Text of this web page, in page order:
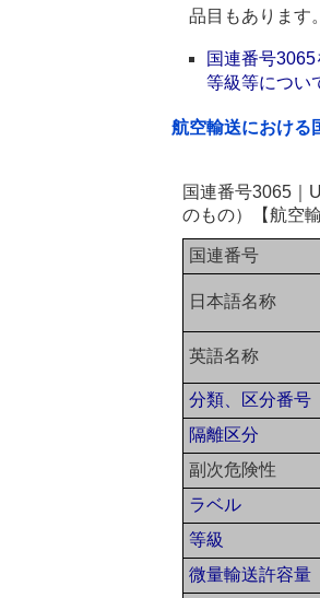
品目もあります。
国連番号
等級等につい
航空輸送における
国連番号3065｜
のもの）【航空輸
国連番号
日本語名称
英語名称
分類、区分番号
隔離区分
副次危険性
ラベル
等級
微量輸送許容量